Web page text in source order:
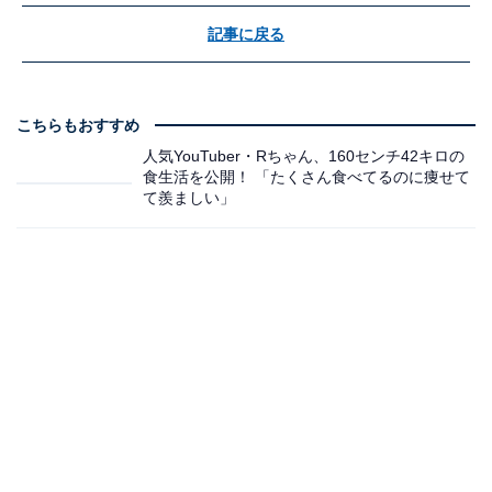
記事に戻る
こちらもおすすめ
人気YouTuber・Rちゃん、160センチ42キロの
食生活を公開！ 「たくさん食べてるのに痩せて
て羨ましい」